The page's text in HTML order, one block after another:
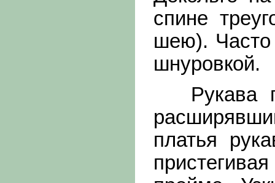
спине
шею).
шнуровкой.
Рукава
платья